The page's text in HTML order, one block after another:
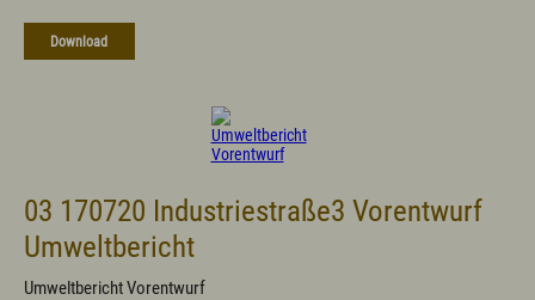
Download
03 170720 Industriestraße3 Vorentwurf
Umweltbericht
Umweltbericht Vorentwurf